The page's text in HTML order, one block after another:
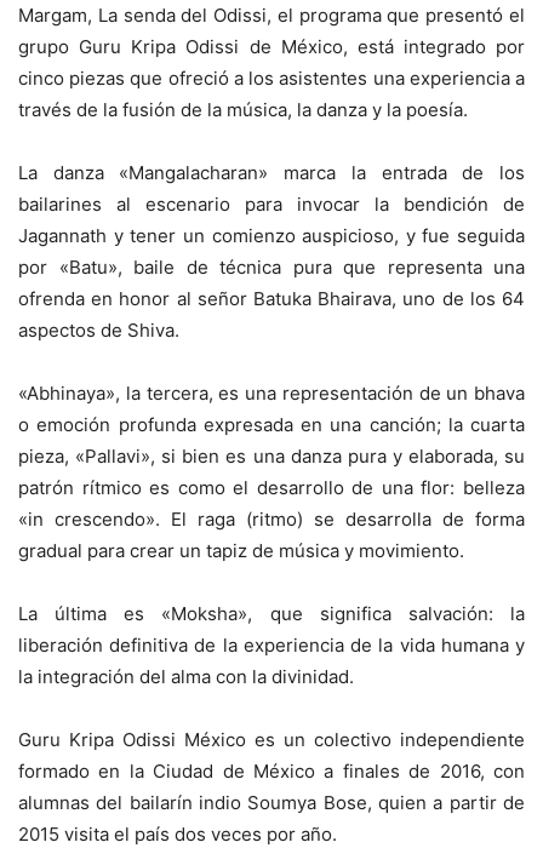
Margam, La senda del Odissi, el programa que presentó el
grupo Guru Kripa Odissi de México, está integrado por
cinco piezas que ofreció a los asistentes una experiencia a
través de la fusión de la música, la danza y la poesía.
La danza «Mangalacharan» marca la entrada de los
bailarines al escenario para invocar la bendición de
Jagannath y tener un comienzo auspicioso, y fue seguida
por «Batu», baile de técnica pura que representa una
ofrenda en honor al señor Batuka Bhairava, uno de los 64
aspectos de Shiva.
«Abhinaya», la tercera, es una representación de un bhava
o emoción profunda expresada en una canción; la cuarta
pieza, «Pallavi», si bien es una danza pura y elaborada, su
patrón rítmico es como el desarrollo de una flor: belleza
«in crescendo». El raga (ritmo) se desarrolla de forma
gradual para crear un tapiz de música y movimiento.
La última es «Moksha», que significa salvación: la
liberación definitiva de la experiencia de la vida humana y
la integración del alma con la divinidad.
Guru Kripa Odissi México es un colectivo independiente
formado en la Ciudad de México a finales de 2016, con
alumnas del bailarín indio Soumya Bose, quien a partir de
2015 visita el país dos veces por año.